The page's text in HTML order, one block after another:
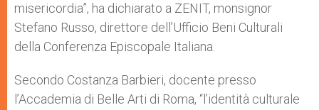
misericordia”, ha dichiarato a ZENIT, monsignor
Stefano Russo, direttore dell’Ufficio Beni Culturali
della Conferenza Episcopale Italiana.
Secondo Costanza Barbieri, docente presso
l’Accademia di Belle Arti di Roma, “l’identità culturale